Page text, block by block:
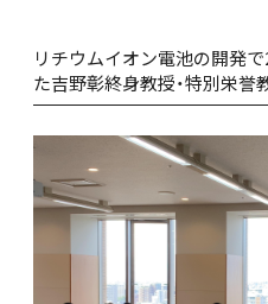
リチウムイオン電池の開発
た吉野彰終身教授・特別栄誉